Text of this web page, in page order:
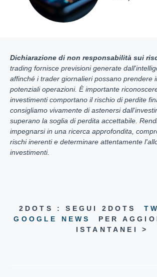
Dichiarazione di non responsabilità sui
trading fornisce previsioni generate
affinché i trader giornalieri possano prendere
potenziali operazioni. È importante
investimenti comportano il rischio di perdite
consigliamo vivamente di astenersi
superano la soglia di perdita accettabile.
impegnarsi in una ricerca approfondita,
rischi inerenti e determinare attentamente
investimenti.
2DOTS : SEGUI 2DOTS
GOOGLE NEWS
PER
ISTANTANEI >